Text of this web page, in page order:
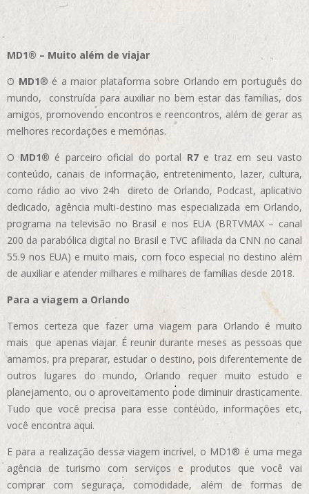
MD1® – Muito além de viajar
O MD1® é a maior plataforma sobre Orlando em português do
mundo, construída para auxiliar no bem estar das famílias, dos
amigos, promovendo encontros e reencontros, além de gerar as
melhores recordações e memórias.
OMD1® é parceiro oficial do portal R7e traz em seu vasto
conteúdo, canais de informação, entretenimento, lazer, cultura,
como rádio ao vivo 24h direto de Orlando, Podcast, aplicativo
dedicado, agência multi-destino mas especializada em Orlando,
programa na televisão no Brasil e nos EUA (BRTVMAX – canal
200 da parabólica digital no Brasil e TVC afiliada da CNN no canal
55.9 nos EUA) e muito mais, com foco especial no destino além
de auxiliar e atender milhares e milhares de famílias desde 2018.
Para a viagem a Orlando
Temos certeza que fazer uma viagem para Orlando é muito
mais que apenas viajar. É reunir durante meses as pessoas que
amamos, pra preparar, estudar o destino, pois diferentemente de
outros lugares do mundo, Orlando requer muito estudo e
planejamento, ou o aproveitamento pode diminuir drasticamente.
Tudo que você precisa para esse conteúdo, informações etc,
você encontra aqui.
E para a realização dessa viagem incrível, o MD1® é uma mega
agência de turismo com serviços e produtos que você vai
comprar com seguraça, comodidade, além de formas de